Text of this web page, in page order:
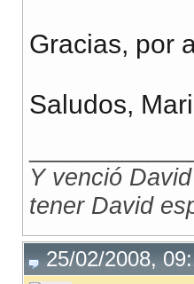
Gracias, por
Saludos,
Y venció
tener David
25/02/2008,